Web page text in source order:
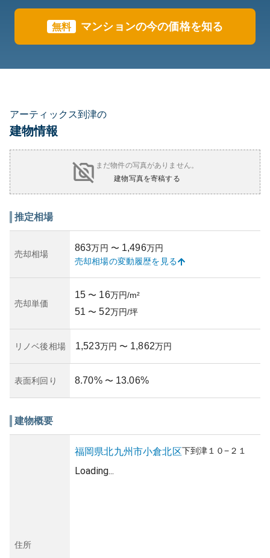
無料 マンションの今の価格を知る
アーティックス到津の
建物情報
まだ物件の写真がありません。
建物写真を寄稿する
推定相場
売却相場
863万円 〜 1,496万円
売却相場の変動履歴を見る
売却単価
15 〜 16万円/m²
51 〜 52万円/坪
リノベ後相場 1,523万円 〜 1,862万円
表面利回り 8.70% 〜 13.06%
建物概要
住所
福岡県北九州市小倉北区下到津１０−２１
Loading...